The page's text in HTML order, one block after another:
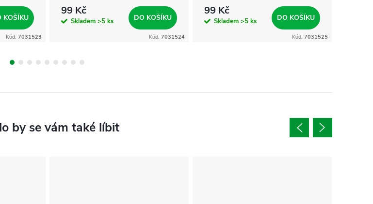
KOŠÍKU
Kód: 7031523
99 Kč
Skladem >5 ks DO KOŠÍKU
Kód: 7031524
99 Kč
Skladem >5 ks DO KOŠÍKU
Kód: 7031525